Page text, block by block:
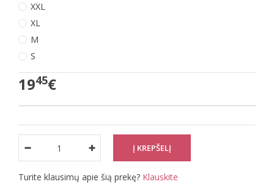
XXL
XL
M
S
1945€
Turite klausimų apie šią prekę? Klauskite